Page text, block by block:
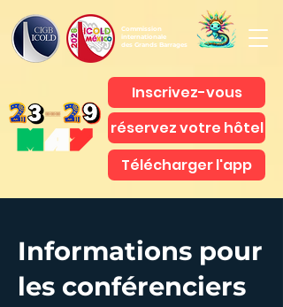
Commission
internationale
des Grands Barrages
Inscrivez-vous
réservez votre hôtel
Télécharger l'app
Informations pour
les conférenciers